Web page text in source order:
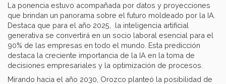
La ponencia estuvo acompañada por datos y proyecciones
que brindan un panorama sobre el futuro moldeado por la IA.
Destaca que para el año 2025, la inteligencia artificial
generativa se convertirá en un socio laboral esencial para el
90% de las empresas en todo el mundo. Esta predicción
destaca la creciente importancia de la IA en la toma de
decisiones empresariales y la optimización de procesos.
Mirando hacia el año 2030, Orozco planteó la posibilidad de